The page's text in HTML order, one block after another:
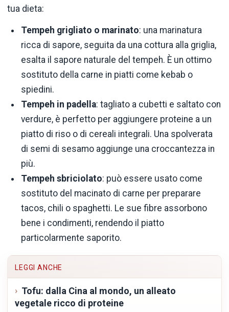
tua dieta:
Tempeh grigliato o marinato: una marinatura
ricca di sapore, seguita da una cottura alla griglia,
esalta il sapore naturale del tempeh. È un ottimo
sostituto della carne in piatti come kebab o
spiedini.
Tempeh in padella: tagliato a cubetti e saltato con
verdure, è perfetto per aggiungere proteine a un
piatto di riso o di cereali integrali. Una spolverata
di semi di sesamo aggiunge una croccantezza in
più.
Tempeh sbriciolato: può essere usato come
sostituto del macinato di carne per preparare
tacos, chili o spaghetti. Le sue fibre assorbono
bene i condimenti, rendendo il piatto
particolarmente saporito.
LEGGI ANCHE
Tofu: dalla Cina al mondo, un alleato
vegetale ricco di proteine